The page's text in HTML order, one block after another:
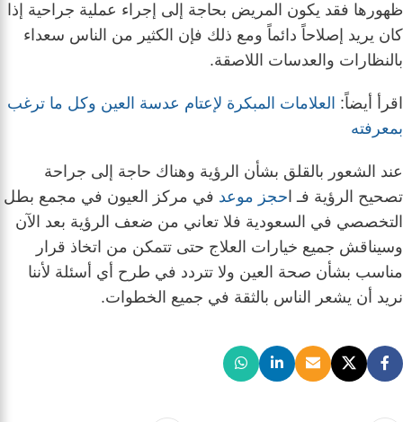
ظهورها فقد يكون المريض بحاجة إلى إجراء عملية جراحية إذا
كان يريد إصلاحاً دائماً ومع ذلك فإن الكثير من الناس سعداء
بالنظارات والعدسات اللاصقة.
اقرأ أيضاً: العلامات المبكرة لإعتام عدسة العين وكل ما ترغب
بمعرفته
عند الشعور بالقلق بشأن الرؤية وهناك حاجة إلى جراحة
تصحيح الرؤية فـ ا حجز موعد في مركز العيون في مجمع بطل
التخصصي في السعودية فلا تعاني من ضعف الرؤية بعد الآن
وسيناقش جميع خيارات العلاج حتى تتمكن من اتخاذ قرار
مناسب بشأن صحة العين ولا تتردد في طرح أي أسئلة لأننا
نريد أن يشعر الناس بالثقة في جميع الخطوات.